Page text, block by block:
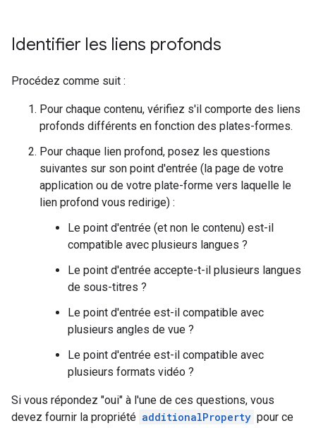
Identifier les liens profonds
Procédez comme suit :
Pour chaque contenu, vérifiez s'il comporte des liens
profonds différents en fonction des plates-formes.
Pour chaque lien profond, posez les questions
suivantes sur son point d'entrée (la page de votre
application ou de votre plate-forme vers laquelle le
lien profond vous redirige) :
Le point d'entrée (et non le contenu) est-il
compatible avec plusieurs langues ?
Le point d'entrée accepte-t-il plusieurs langues
de sous-titres ?
Le point d'entrée est-il compatible avec
plusieurs angles de vue ?
Le point d'entrée est-il compatible avec
plusieurs formats vidéo ?
Si vous répondez "oui" à l'une de ces questions, vous
devez fournir la propriété additionalProperty pour ce